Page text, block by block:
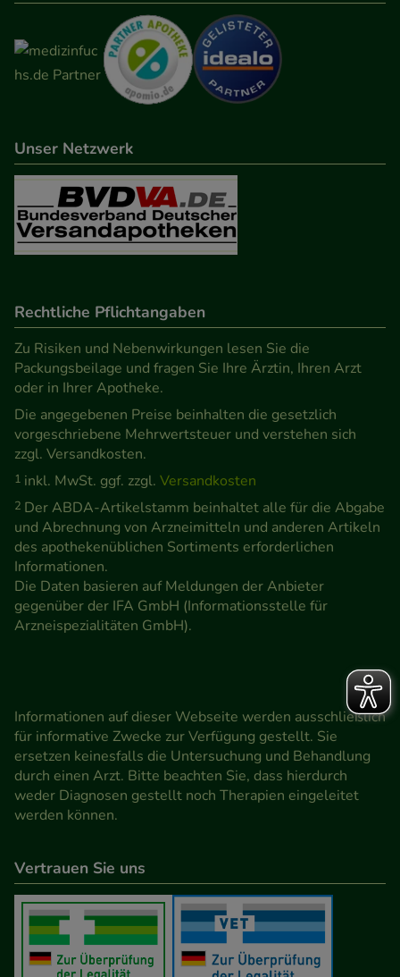
Verhaltensweisen (z.B. Spracheinstellung)
anzupassen. Komfort-Cookies ermöglichen es uns
auch auf Ihre Bedürfnisse zugeschrittene Inhalte
anzuzeigen und unser Partnerprogramm zu
Statistik & Tracking:
Informationen über die Art und Weise der Nutzung
unserer Website sammeln, mit deren Hilfe wir
unsere Website weiter für Sie optimieren können,
den Inhalt auf unserer Website aber auch die
teilweise an Dritte wie z.B. Google oder soziale
Medien übertragen werden.
Unser Netzwerk
Rechtliche Pflichtangaben
Zu Risiken und Nebenwirkungen lesen Sie die
Packungsbeilage und fragen Sie Ihre Ärztin, Ihren Arzt
oder in Ihrer Apotheke.
Die angegebenen Preise beinhalten die gesetzlich
vorgeschriebene Mehrwertsteuer und verstehen sich
zzgl. Versandkosten.
1 inkl. MwSt. ggf. zzgl. Versandkosten
2 Der ABDA-Artikelstamm beinhaltet alle für die Abgabe
und Abrechnung von Arzneimitteln und anderen Artikeln
des apothekenüblichen Sortiments erforderlichen
Informationen.
Die Daten basieren auf Meldungen der Anbieter
gegenüber der IFA GmbH (Informationsstelle für
Arzneispezialitäten GmbH).
Informationen auf dieser Webseite werden ausschließlich
für informative Zwecke zur Verfügung gestellt. Sie
ersetzen keinesfalls die Untersuchung und Behandlung
durch einen Arzt. Bitte beachten Sie, dass hierdurch
weder Diagnosen gestellt noch Therapien eingeleitet
werden können.
Vertrauen Sie uns